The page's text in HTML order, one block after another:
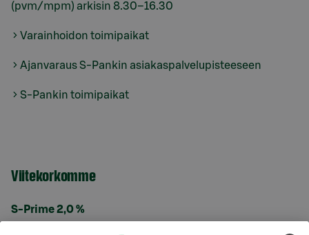
(pvm/mpm) arkisin 8.30–16.30
Varainhoidon toimipaikat
Ajanvaraus S-Pankin asiakaspalvelupisteeseen
S-Pankin toimipaikat
Viitekorkomme
S-Prime 2,0 %